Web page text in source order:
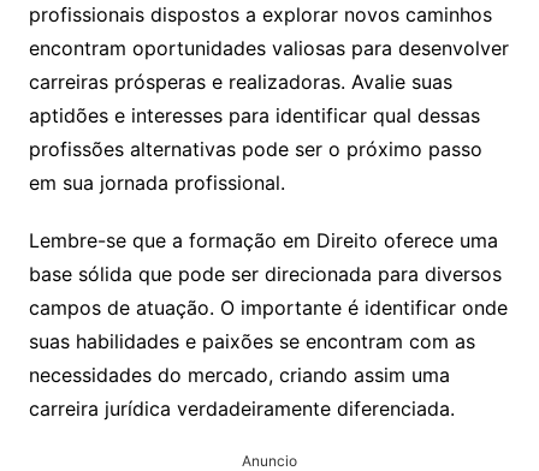
profissionais dispostos a explorar novos caminhos
encontram oportunidades valiosas para desenvolver
carreiras prósperas e realizadoras. Avalie suas
aptidões e interesses para identificar qual dessas
profissões alternativas pode ser o próximo passo
em sua jornada profissional.
Lembre-se que a formação em Direito oferece uma
base sólida que pode ser direcionada para diversos
campos de atuação. O importante é identificar onde
suas habilidades e paixões se encontram com as
necessidades do mercado, criando assim uma
carreira jurídica verdadeiramente diferenciada.
Anuncio